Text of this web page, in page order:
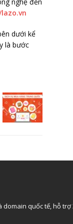
dưới kể
là bước
domain quốc tế, hỗ